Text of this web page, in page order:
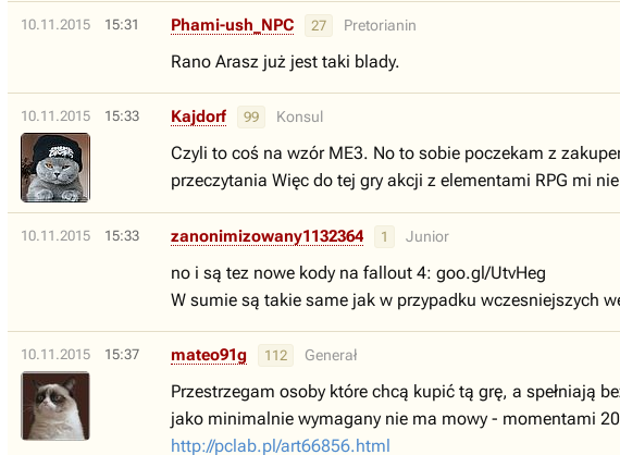
10.11.2015 15:31 Phami-ush_NPC 27 Pretorianin
Rano Arasz już jest taki blady.
10.11.2015 15:33 Kajdorf 99 Konsul
Czyli to coś na wzór ME3. No to sobie poczekam z
przeczytania Więc do tej gry akcji z elementami RPG mi
10.11.2015 15:33 zanonimizowany1132364 1 Junior
no i są tez nowe kody na fallout 4: goo.gl/UtvHeg
W sumie są takie same jak w przypadku wczesniejszych
10.11.2015 15:37 mateo91g 112 Generał
Przestrzegam osoby które chcą kupić tą grę, a spełniają
jako minimalnie wymagany nie ma mowy - momentami
http://pclab.pl/art66856.html